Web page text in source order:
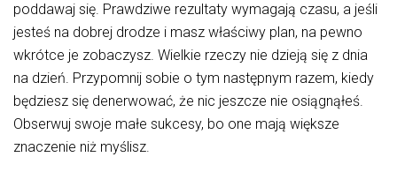
poddawaj się. Prawdziwe rezultaty wymagają czasu, a jeśli
jesteś na dobrej drodze i masz właściwy plan, na pewno
wkrótce je zobaczysz. Wielkie rzeczy nie dzieją się z dnia
na dzień. Przypomnij sobie o tym następnym razem, kiedy
będziesz się denerwować, że nic jeszcze nie osiągnąłeś.
Obserwuj swoje małe sukcesy, bo one mają większe
znaczenie niż myślisz.